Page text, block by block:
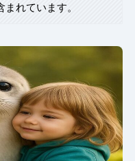
れています。